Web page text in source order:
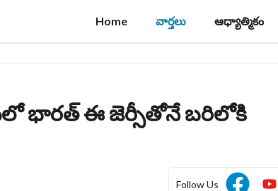
Home వార్తలు ఆధ్యాత్మికం
భారత్ ఈ జెర్సీతోనే బరిలోకి
Follow Us